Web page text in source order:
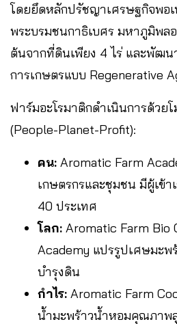
โดยยึดหลักปรัชญาเศรษฐกิจพอ
พระบรมชนกาธิเบศร มหาภูมิพล
ต้นจากที่ดินเพียง 4 ไร่ และพัฒน
การเกษตรแบบ Regenerative
ฟาร์มอะโรมาติกดำเนินการด้วยโ
(People-Planet-Profit):
คน: Aromatic Farm
เกษตรกรและชุมชน มีผู้เข้
40 ประเทศ
โลก: Aromatic Farm Bio
Academy แปรรูปเศษมะพ
บำรุงดิน
กำไร: Aromatic Farm
น้ำมะพร้าวน้ำหอมคุณภาพ